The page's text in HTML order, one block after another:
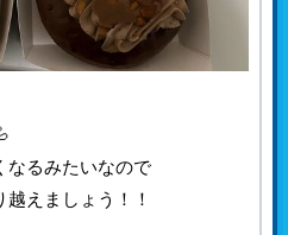
なるみたいなので
えましょう！！